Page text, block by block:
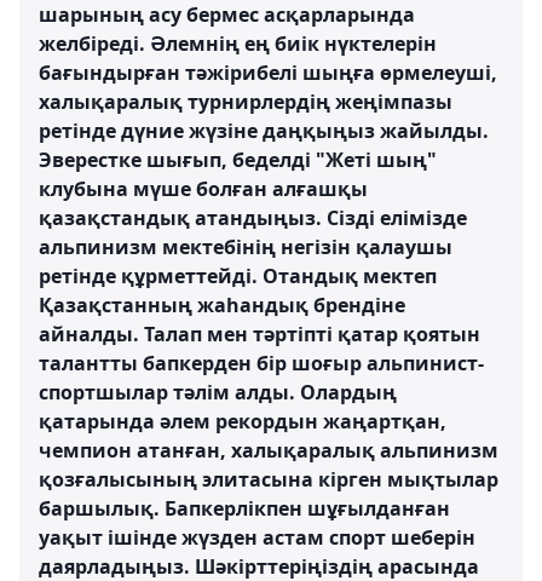
шарының асу бермес асқарларында
желбіреді. Әлемнің ең биік нүктелерін
бағындырған тәжірибелі шыңға өрмелеуші,
халықаралық турнирлердің жеңімпазы
ретінде дүние жүзіне даңқыңыз жайылды.
Эверестке шығып, беделді "Жеті шың"
клубына мүше болған алғашқы
қазақстандық атандыңыз. Сізді елімізде
альпинизм мектебінің негізін қалаушы
ретінде құрметтейді. Отандық мектеп
Қазақстанның жаһандық брендіне
айналды. Талап мен тәртіпті қатар қоятын
талантты бапкерден бір шоғыр альпинист-
спортшылар тәлім алды. Олардың
қатарында әлем рекордын жаңартқан,
чемпион атанған, халықаралық альпинизм
қозғалысының элитасына кірген мықтылар
баршылық. Бапкерлікпен шұғылданған
уақыт ішінде жүзден астам спорт шеберін
даярладыңыз. Шәкірттеріңіздің арасында